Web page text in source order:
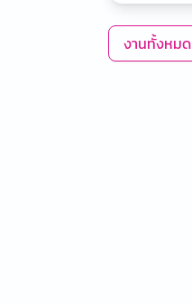
งานทั้งหมด